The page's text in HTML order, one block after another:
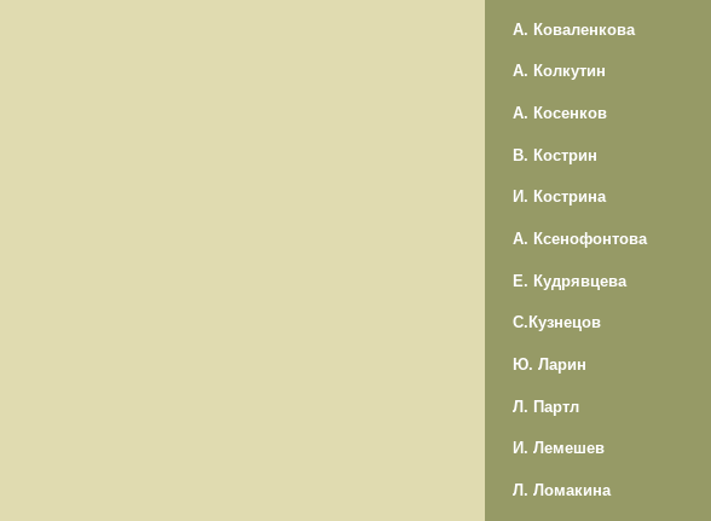
А. Коваленкова
А. Колкутин
А. Косенков
В. Кострин
И. Кострина
А. Ксенофонтова
Е. Кудрявцева
С.Кузнецов
Ю. Ларин
Л. Партл
И. Лемешев
Л. Ломакина